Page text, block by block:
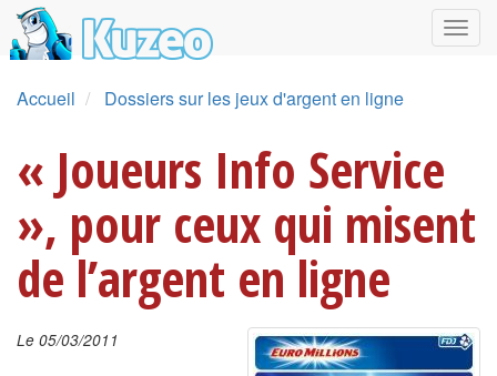
Accueil Dossiers sur les jeux d'argent en ligne
« Joueurs Info Service
», pour ceux qui misent
de l’argent en ligne
Le 05/03/2011